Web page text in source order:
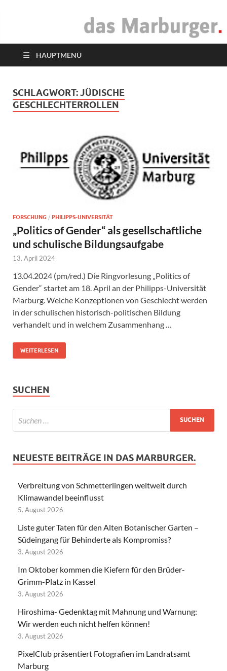
das Marburger.
HAUPTMENÜ
SCHLAGWORT:JÜDISCHE
GESCHLECHTERROLLEN
FORSCHUNG / PHILIPPS-UNIVERSITÄT
„Politics of Gender“ als gesellschaftliche
und schulische Bildungsaufgabe
13. April 2024
13.04.2024 (pm/red.) Die Ringvorlesung „Politics of
Gender“ startet am 18. April an der Philipps-Universität
Marburg. Welche Konzeptionen von Geschlecht werden
in der schulischen historisch-politischen Bildung
verhandelt und in welchem Zusammenhang …
WEITERLESEN
SUCHEN
NEUESTE BEITRÄGE IN DAS MARBURGER.
Verbreitung von Schmetterlingen weltweit durch
Klimawandel beeinflusst
5. August 2026
Liste guter Taten für den Alten Botanischer Garten –
Südeingang für Behinderte als Kompromiss?
3. August 2026
Im Oktober kommen die Kiefern für den Brüder-
Grimm-Platz in Kassel
3. August 2026
Hiroshima- Gedenktag mit Mahnung und Warnung:
Wir werden euch nicht helfen können!
3. August 2026
PixelClub präsentiert Fotografien im Landratsamt
Marburg